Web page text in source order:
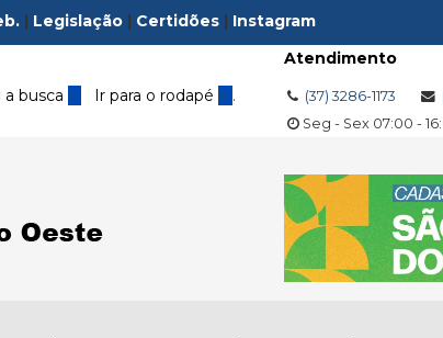
| Legislação | Certidões | Instagram
a busca3 Ir para o rodapé 4 .
Atendimento
(37) 3286-1173
Seg - Sex 07:00 -